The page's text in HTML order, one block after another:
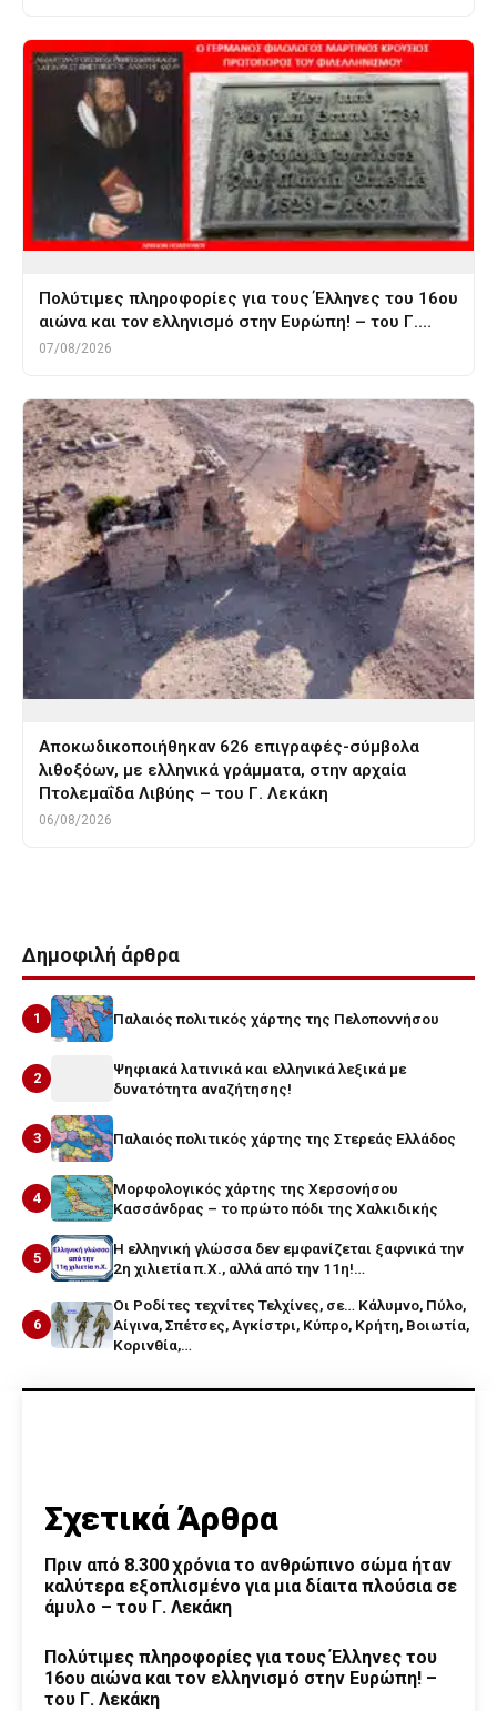
Πολύτιμες πληροφορίες για τους Έλληνες του 16ου
αιώνα και τον ελληνισμό στην Ευρώπη! – του Γ.…
07/08/2026
Αποκωδικοποιήθηκαν 626 επιγραφές-σύμβολα
λιθοξόων, με ελληνικά γράμματα, στην αρχαία
Πτολεμαΐδα Λιβύης – του Γ. Λεκάκη
06/08/2026
Δημοφιλή άρθρα
1 Παλαιός πολιτικός χάρτης της Πελοποννήσου
2
Ψηφιακά λατινικά και ελληνικά λεξικά με
δυνατότητα αναζήτησης!
3 Παλαιός πολιτικός χάρτης της Στερεάς Ελλάδος
4
Μορφολογικός χάρτης της Χερσονήσου
Κασσάνδρας – το πρώτο πόδι της Χαλκιδικής
5
Η ελληνική γλώσσα δεν εμφανίζεται ξαφνικά την
2η χιλιετία π.Χ., αλλά από την 11η!…
6
Οι Ροδίτες τεχνίτες Τελχίνες, σε… Κάλυμνο, Πύλο,
Αίγινα, Σπέτσες, Αγκίστρι, Κύπρο, Κρήτη, Βοιωτία,
Κορινθία,…
Σχετικά Άρθρα
Πριν από 8.300 χρόνια το ανθρώπινο σώμα ήταν
καλύτερα εξοπλισμένο για μια δίαιτα πλούσια σε
άμυλο – του Γ. Λεκάκη
Πολύτιμες πληροφορίες για τους Έλληνες του
16ου αιώνα και τον ελληνισμό στην Ευρώπη! –
του Γ. Λεκάκη